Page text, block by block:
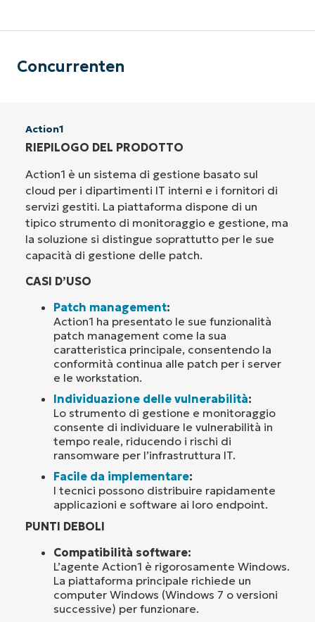
Concurrenten
Action1
RIEPILOGO DEL PRODOTTO
Action1 è un sistema di gestione basato sul
cloud per i dipartimenti IT interni e i fornitori di
servizi gestiti. La piattaforma dispone di un
tipico strumento di monitoraggio e gestione, ma
la soluzione si distingue soprattutto per le sue
capacità di gestione delle patch.
CASI D’USO
Patch management:
Action1 ha presentato le sue funzionalità
patch management come la sua
caratteristica principale, consentendo la
conformità continua alle patch per i server
e le workstation.
Individuazione delle vulnerabilità:
Lo strumento di gestione e monitoraggio
consente di individuare le vulnerabilità in
tempo reale, riducendo i rischi di
ransomware per l’infrastruttura IT.
Facile da implementare:
I tecnici possono distribuire rapidamente
applicazioni e software ai loro endpoint.
PUNTI DEBOLI
Compatibilità software:
L’agente Action1 è rigorosamente Windows.
La piattaforma principale richiede un
computer Windows (Windows 7 o versioni
successive) per funzionare.